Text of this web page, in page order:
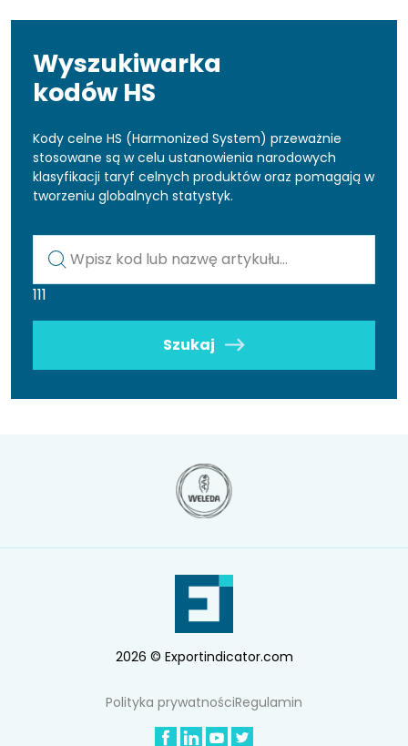
Wyszukiwarka
kodów HS
Kody celne HS (Harmonized System) przeważnie
stosowane są w celu ustanowienia narodowych
klasyfikacji taryf celnych produktów oraz pomagają w
tworzeniu globalnych statystyk.
111
Szukaj
2026 © Exportindicator.com
Polityka prywatnościRegulamin